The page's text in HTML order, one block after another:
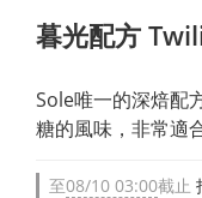
暮光配方
Sole唯一的深焙配
糖的風味，非常適
至08/10 03:00截止